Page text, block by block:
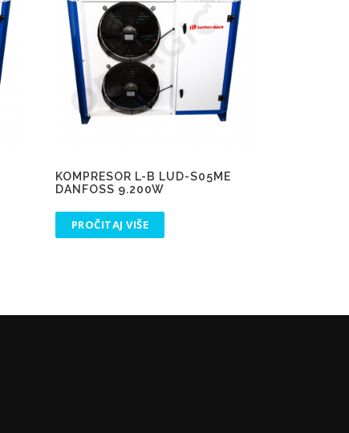
KOMPRESOR L-B LUD-S05ME
DANFOSS 9.200W
PROČITAJ VIŠE